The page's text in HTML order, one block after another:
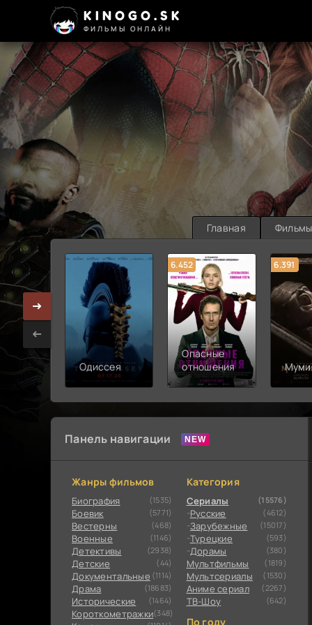
KINOGO.SK
ФИЛЬМЫ ОНЛАЙН
Главная Фильмы
Одиссея
6.452
Опасные
отношения
6.391
Панель навигации
Жанры фильмов
Биография (1535)
Боевик (5771)
Вестерны (468)
Военные (1146)
Детективы (2938)
Детские (44)
Документальные (1114)
Драма (18683)
Исторические (1464)
Короткометражки(348)
Категория
Сериалы (15576)
Русские (4612)
Зарубежные (15017)
Турецкие (593)
Дорамы (380)
Мультфильмы (1819)
Мультсериалы (1530)
Аниме сериал (2267)
ТВ-Шоу (642)
По году